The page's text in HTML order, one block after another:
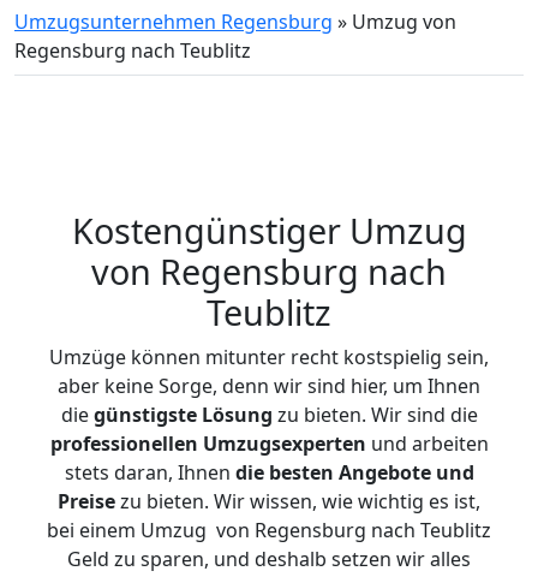
Umzugsunternehmen Regensburg » Umzug von
Regensburg nach Teublitz
Kostengünstiger Umzug
von Regensburg nach
Teublitz
Umzüge können mitunter recht kostspielig sein,
aber keine Sorge, denn wir sind hier, um Ihnen
diegünstigste Lösung zu bieten. Wir sind die
professionellen Umzugsexperten und arbeiten
stets daran, Ihnen die besten Angebote und
Preisezu bieten. Wir wissen, wie wichtig es ist,
bei einem Umzug von Regensburg nach Teublitz
Geld zu sparen, und deshalb setzen wir alles